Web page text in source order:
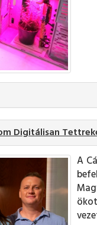
Digitálisan
A